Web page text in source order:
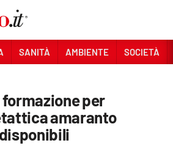
SANITÀ AMBIENTE SOCIETÀ
per
amaranto